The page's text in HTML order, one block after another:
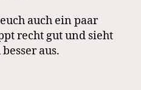
auch ein paar
recht gut und sieht
aus.